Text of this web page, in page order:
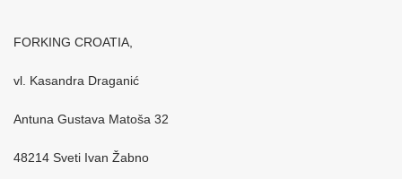
FORKING CROATIA,
vl. Kasandra Draganić
Antuna Gustava Matoša 32
48214 Sveti Ivan Žabno